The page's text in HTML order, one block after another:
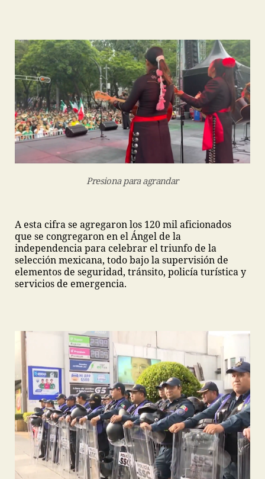
Presiona para agrandar
A esta cifra se agregaron los 120 mil aficionados
que se congregaron en el Ángel de la
independencia para celebrar el triunfo de la
selección mexicana, todo bajo la supervisión de
elementos de seguridad, tránsito, policía turística y
servicios de emergencia.